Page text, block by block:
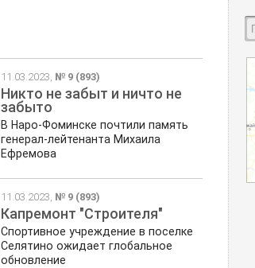
11.03.2023, № 9 (893)
Никто не забыт и ничто не
забыто
В Наро-Фоминске почтили память
генерал-лейтенанта Михаила
Ефремова
11.03.2023, № 9 (893)
Капремонт "Строителя"
Спортивное учреждение в поселке
Селятино ожидает глобальное
обновление